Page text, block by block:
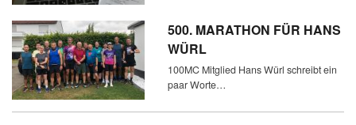
500. MARATHON FÜR HANS
WÜRL
100MC Mitglied Hans Würl schreibt ein
paar Worte…